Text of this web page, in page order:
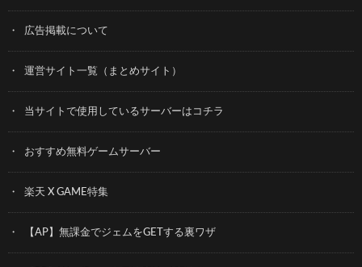
広告掲載について
運営サイト一覧（まとめサイト）
当サイトで使用しているサーバーはコチラ
おすすめ無料ゲームサーバー
楽天 X GAME特集
【AP】無課金でジェムをGETする裏ワザ